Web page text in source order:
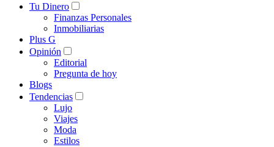
Tu Dinero
Finanzas Personales
Inmobiliarias
Plus G
Opinión
Editorial
Pregunta de hoy
Blogs
Tendencias
Lujo
Viajes
Moda
Estilos